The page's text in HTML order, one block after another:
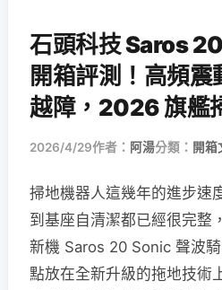
石頭科技 Saros
開箱評測！高頻
越障，2026 旗艦
2026/4/29作者： 阿湯分類： 開箱
掃地機器人這幾年的進步速
到基座自清潔都已經很完整
新機 Saros 20 Sonic 聲波
點放在全新升級的拖地技術